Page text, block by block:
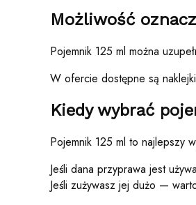
Możliwość
Pojemnik 125 ml można
W ofercie dostępne są
Kiedy wybrać
Pojemnik 125 ml to najlepszy
Jeśli dana przyprawa jest
Jeśli zużywasz jej dużo —